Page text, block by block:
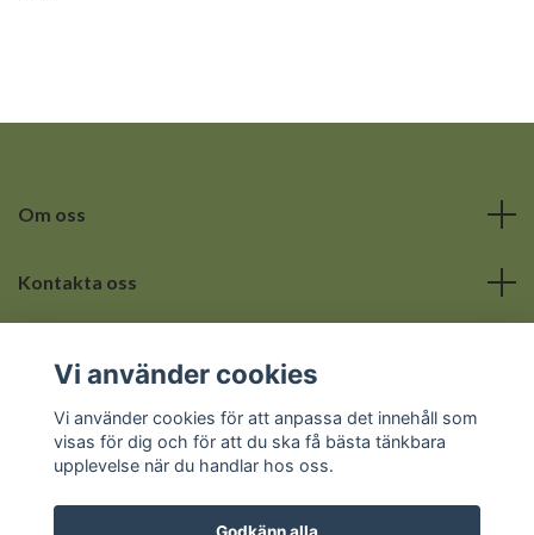
Om oss
Kontakta oss
Sociala medier
Vi använder cookies
Vi använder cookies för att anpassa det innehåll som
visas för dig och för att du ska få bästa tänkbara
upplevelse när du handlar hos oss.
Godkänn alla